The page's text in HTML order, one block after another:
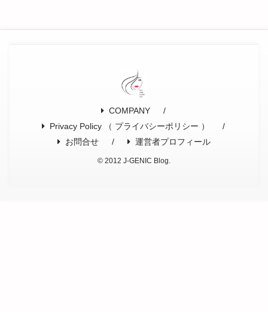
COMPANY
Privacy Policy （ プライバシーポリシー ）
お問合せ
運営者プロフィール
© 2012 J-GENIC Blog.